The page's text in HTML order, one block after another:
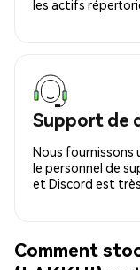
les actifs
Support de
Nous fournissons
le personnel de
et Discord est
Comment